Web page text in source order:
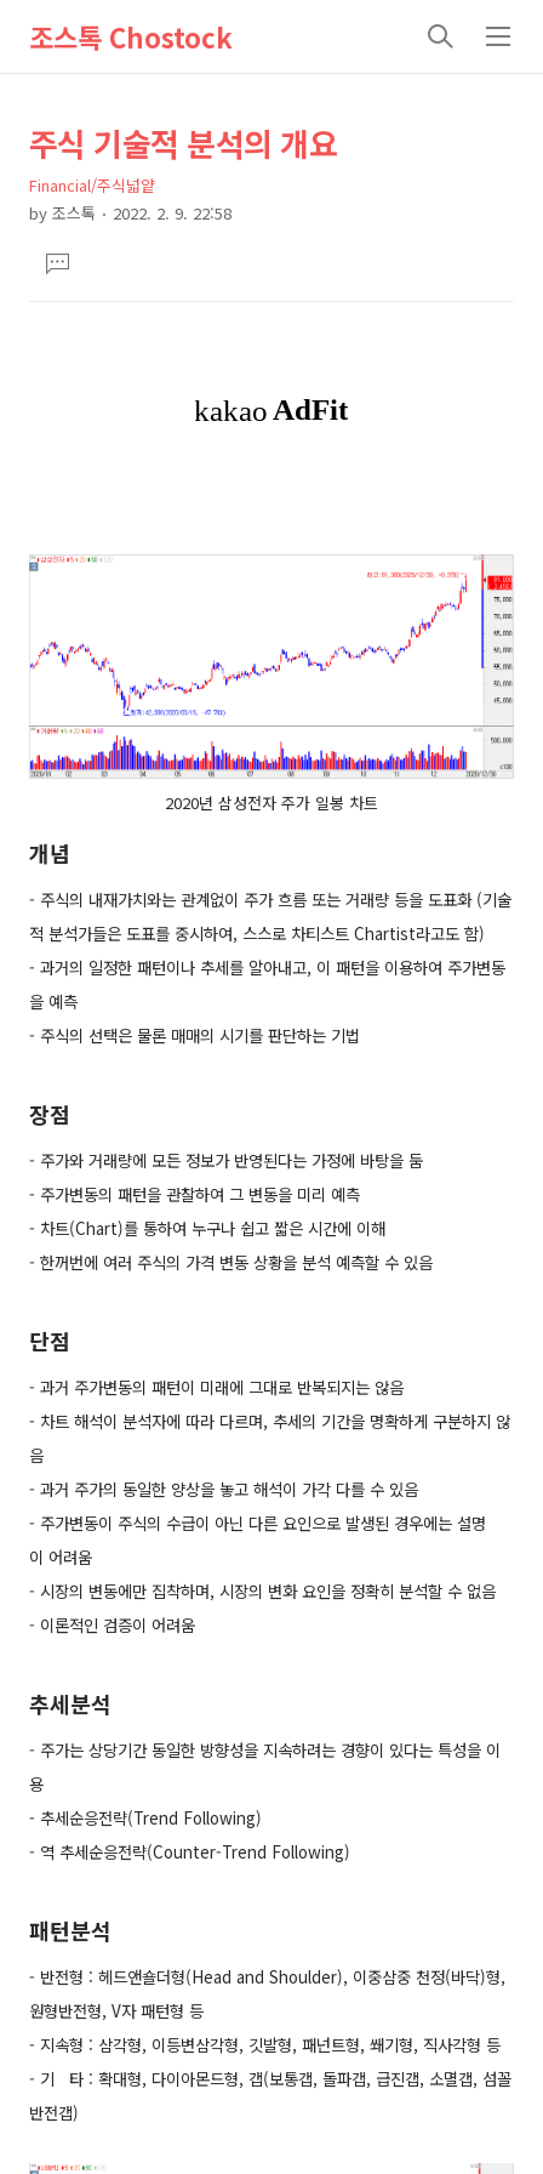
조스톡 Chostock
검
메
상
세
컨
츠
본
문
제
목
주식 기술적 분석의 개요
Financial/주식넓얕
by 조스톡 2022. 2. 9. 22:58
문댓
글
2020년 삼성전자 주가 일봉 차트
개념
- 주식의 내재가치와는 관계없이 주가 흐름 또는 거래량 등을 도표화 (기술
적 분석가들은 도표를 중시하여, 스스로 차티스트 Chartist라고도 함)
- 과거의 일정한 패턴이나 추세를 알아내고, 이 패턴을 이용하여 주가변동
을 예측
- 주식의 선택은 물론 매매의 시기를 판단하는 기법
장점
- 주가와 거래량에 모든 정보가 반영된다는 가정에 바탕을 둠
- 주가변동의 패턴을 관찰하여 그 변동을 미리 예측
- 차트(Chart)를 통하여 누구나 쉽고 짧은 시간에 이해
- 한꺼번에 여러 주식의 가격 변동 상황을 분석 예측할 수 있음
단점
- 과거 주가변동의 패턴이 미래에 그대로 반복되지는 않음
- 차트 해석이 분석자에 따라 다르며, 추세의 기간을 명확하게 구분하지 않
음
- 과거 주가의 동일한 양상을 놓고 해석이 가각 다를 수 있음
- 주가변동이 주식의 수급이 아닌 다른 요인으로 발생된 경우에는 설명
이 어려움
- 시장의 변동에만 집착하며, 시장의 변화 요인을 정확히 분석할 수 없음
- 이론적인 검증이 어려움
추세분석
- 주가는 상당기간 동일한 방향성을 지속하려는 경향이 있다는 특성을 이
용
- 추세순응전략(Trend Following)
- 역 추세순응전략(Counter-Trend Following)
패턴분석
- 반전형 : 헤드앤숄더형(Head and Shoulder), 이중삼중 천정(바닥)형,
원형반전형, V자 패턴형 등
- 지속형 : 삼각형, 이등변삼각형, 깃발형, 패넌트형, 쐐기형, 직사각형 등
- 기 타 : 확대형, 다이아몬드형, 갭(보통갭, 돌파갭, 급진갭, 소멸갭, 섬꼴
반전갭)